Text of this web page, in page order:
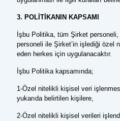
3. POLİTİKANIN KAPSAMI
İşbu Politika, tüm Şirket personeli,
personeli ile Şirket’in işlediği özel
eden herkes için uygulanacaktır.
İşbu Politika kapsamında;
1-Özel nitelikli kişisel veri
yukarıda belirtilen kişilere,
2-Özel nitelikli kişisel verileri